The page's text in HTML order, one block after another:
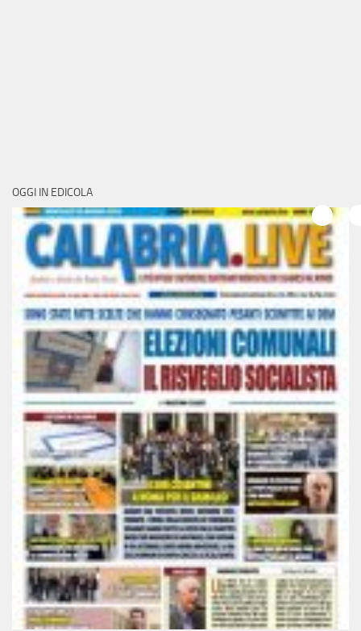
OGGI IN EDICOLA